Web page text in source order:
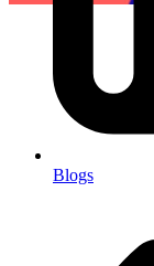
Blogs